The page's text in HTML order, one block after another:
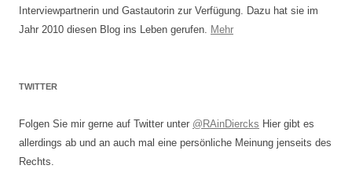
Interviewpartnerin und Gastautorin zur Verfügung. Dazu hat sie im
Jahr 2010 diesen Blog ins Leben gerufen. Mehr
TWITTER
Folgen Sie mir gerne auf Twitter unter @RAinDiercks Hier gibt es
allerdings ab und an auch mal eine persönliche Meinung jenseits des
Rechts.